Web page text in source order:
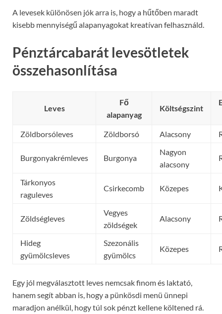
A levesek különösen jók arra is, hogy a hűtőben maradt
kisebb mennyiségű alapanyagokat kreatívan felhasználd.
Pénztárcabarát levesötletek
összehasonlítása
Leves
Fő
alapanyag
Költségszint
Zöldborsóleves Zöldborsó Alacsony
Burgonyakrémleves Burgonya
Nagyon
alacsony
Tárkonyos
raguleves
Csirkecomb Közepes
Zöldségleves
Vegyes
zöldségek
Alacsony
Hideg
gyümölcsleves
Szezonális
gyümölcs
Közepes
Egy jól megválasztott leves nemcsak finom és laktató,
hanem segít abban is, hogy a pünkösdi menü ünnepi
maradjon anélkül, hogy túl sok pénzt kellene költened rá.